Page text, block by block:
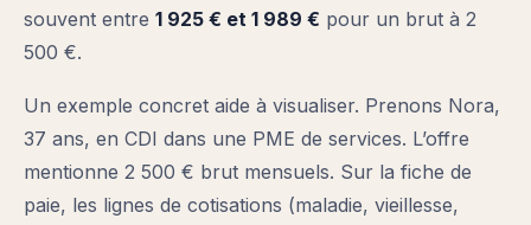
souvent entre 1 925 € et 1 989 € pour un brut à 2
500 €.
Un exemple concret aide à visualiser. Prenons Nora,
37 ans, en CDI dans une PME de services. L’offre
mentionne 2 500 € brut mensuels. Sur la fiche de
paie, les lignes de cotisations (maladie, vieillesse,